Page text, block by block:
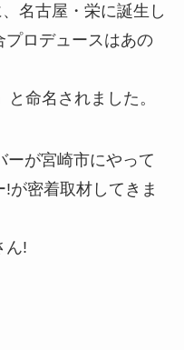
名古屋・栄に誕生し
プロデュースはあの
と命名されました。
ーが宮崎市にやって
が密着取材してきま
ん!